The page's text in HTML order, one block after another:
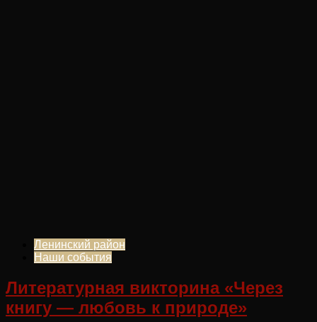
Ленинский район
Наши события
Литературная викторина «Через
книгу — любовь к природе»